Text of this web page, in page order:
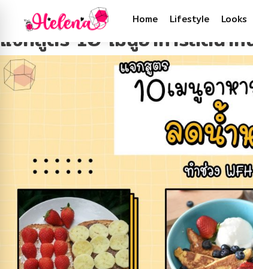
Home Lifestyle Looks
Tag:Cooking
แจกสูตร 10 เมนูอาหารลดน้ำ